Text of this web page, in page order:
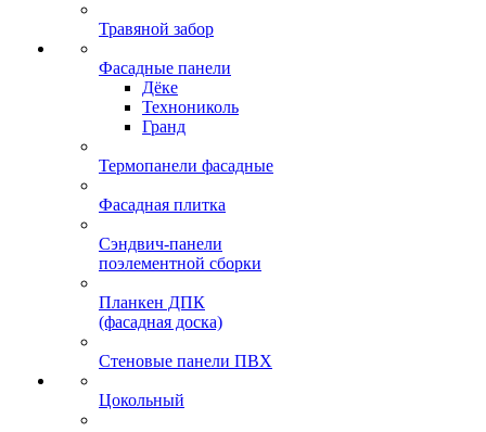
Травяной забор
Фасадные панели
Дёке
Технониколь
Гранд
Термопанели фасадные
Фасадная плитка
Сэндвич-панели
поэлементной сборки
Планкен ДПК
(фасадная доска)
Стеновые панели ПВХ
Цокольный